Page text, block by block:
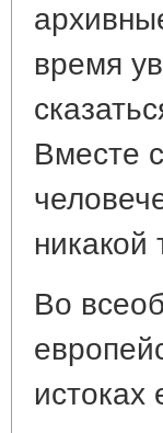
время
Вместе
Во